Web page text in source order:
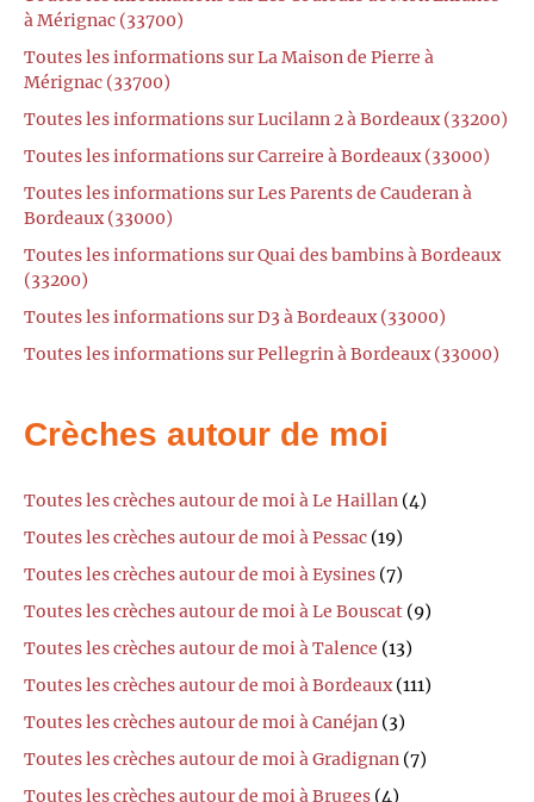
à Mérignac (33700)
Toutes les informations sur La Maison de Pierre à
Mérignac (33700)
Toutes les informations sur Lucilann 2 à Bordeaux (33200)
Toutes les informations sur Carreire à Bordeaux (33000)
Toutes les informations sur Les Parents de Cauderan à
Bordeaux (33000)
Toutes les informations sur Quai des bambins à Bordeaux
(33200)
Toutes les informations sur D3 à Bordeaux (33000)
Toutes les informations sur Pellegrin à Bordeaux (33000)
Crèches autour de moi
Toutes les crèches autour de moi à Le Haillan (4)
Toutes les crèches autour de moi à Pessac (19)
Toutes les crèches autour de moi à Eysines (7)
Toutes les crèches autour de moi à Le Bouscat (9)
Toutes les crèches autour de moi à Talence (13)
Toutes les crèches autour de moi à Bordeaux(111)
Toutes les crèches autour de moi à Canéjan (3)
Toutes les crèches autour de moi à Gradignan (7)
Toutes les crèches autour de moi à Bruges (4)